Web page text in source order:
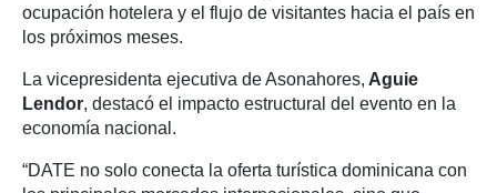
ocupación hotelera y el flujo de visitantes hacia el país en
los próximos meses.
La vicepresidenta ejecutiva de Asonahores, Aguie
Lendor, destacó el impacto estructural del evento en la
economía nacional.
“DATE no solo conecta la oferta turística dominicana con